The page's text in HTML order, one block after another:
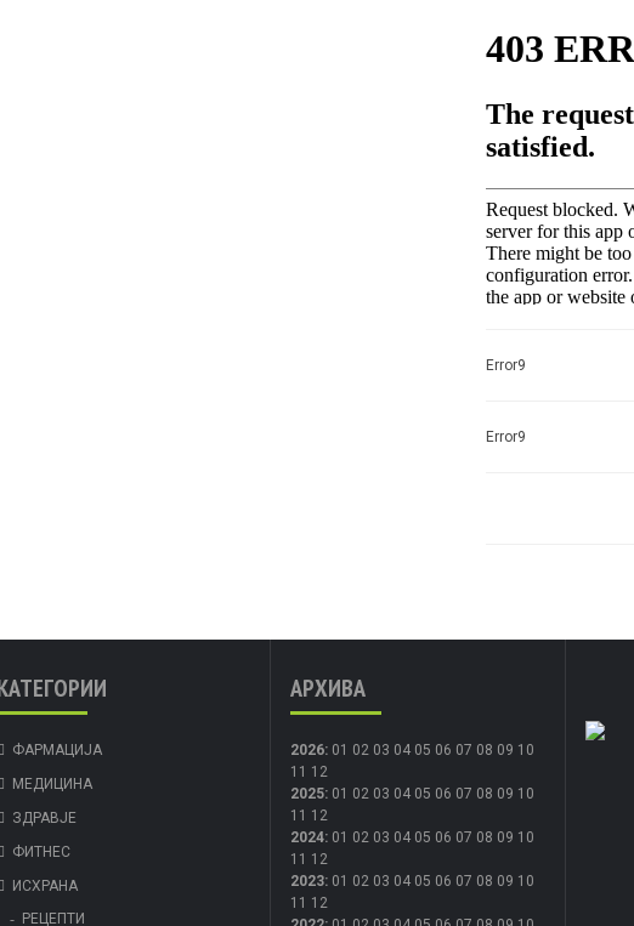
Error9
Error9
ФАРМАЦИЈА
МЕДИЦИНА
ЗДРАВЈЕ
ФИТНЕС
ИСХРАНА
РЕЦЕПТИ
АРХИВА
2026: 01 02 03 04 05 06 07 08 09 10
11 12
2025: 01 02 03 04 05 06 07 08 09 10
11 12
2024: 01 02 03 04 05 06 07 08 09 10
11 12
2023: 01 02 03 04 05 06 07 08 09 10
11 12